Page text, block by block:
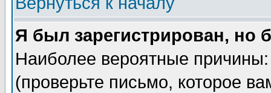
Я был зарегистрирован, но
Наиболее вероятные
(проверьте письмо, которое